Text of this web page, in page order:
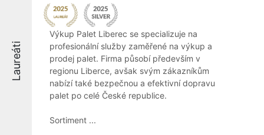
Laureáti
Výkup Palet Liberec se specializuje na
profesionální služby zaměřené na výkup a
prodej palet. Firma působí především v
regionu Liberce, avšak svým zákazníkům
nabízí také bezpečnou a efektivní dopravu
palet po celé České republice.
Sortiment ...